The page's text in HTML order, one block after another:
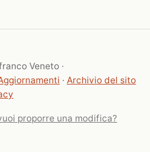
Veneto ·
· Archivio del sito
proporre una modifica?